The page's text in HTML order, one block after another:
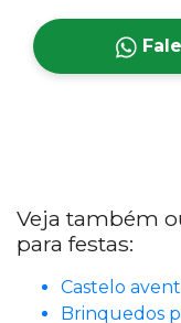
Veja também
para festas:
Castelo
Brinquedos